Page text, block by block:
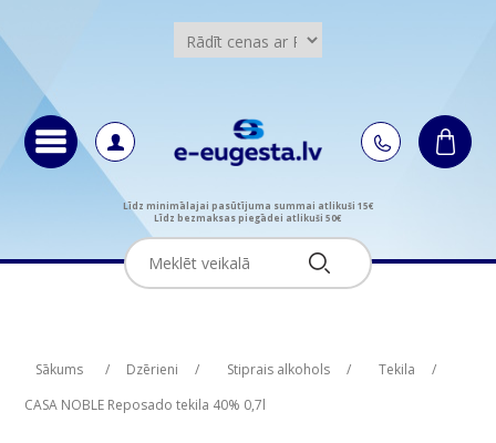
Līdz minimālajai pasūtījuma summai atlikuši 15€
Līdz bezmaksas piegādei atlikuši 50€
Sākums / Dzērieni / Stiprais alkohols / Tekila
/
CASA NOBLE Reposado tekila 40% 0,7l